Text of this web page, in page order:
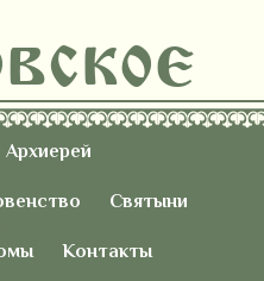
Архиерей
Святыни
Контакты